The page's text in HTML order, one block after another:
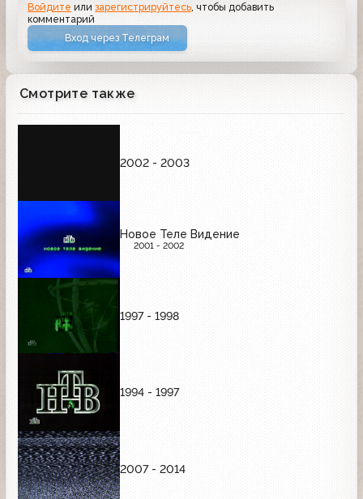
Войдите илизарегистрируйтесь, чтобы добавить
комментарий
Вход через Телеграм
Смотрите также
2002 - 2003
Новое Теле Видение
2001 - 2002
1997 - 1998
1994 - 1997
2007 - 2014